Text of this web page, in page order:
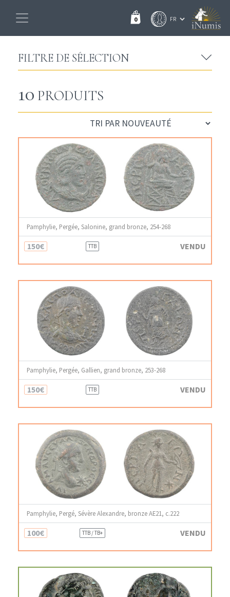
0
FILTRE DE SÉLECTION
10 PRODUITS
Pamphylie, Pergée, Salonine, grand bronze, 254-268
150€ TTB VENDU
Pamphylie, Pergée, Gallien, grand bronze, 253-268
150€ TTB VENDU
Pamphylie, Pergé, Sévère Alexandre, bronze AE21, c.222
100€ TTB / TB+ VENDU